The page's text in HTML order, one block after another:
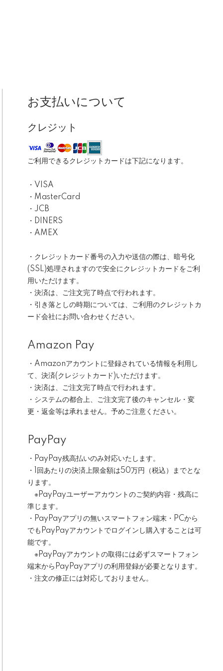
お支払いについて
クレジット
ご利用できるクレジットカードは下記になります。
・VISA
・MasterCard
・JCB
・DINERS
・AMEX
・クレジットカード番号の入力や送信の際は、暗号化
(SSL)処理されますので安全にクレジットカードをご利
用いただけます。
・決済は、ご注文完了時点で行われます。
・引き落としの時期については、ご利用のクレジットカ
ード会社にお問い合わせください。
Amazon Pay
・Amazonアカウントに登録されている情報を利用し
て、決済(クレジットカード)いただけます。
・決済は、ご注文完了時点で行われます。
・システムの都合上、ご注文完了後のキャンセル・変
更・返金等は承れません。予めご注意ください。
PayPay
・PayPay残高払いのみ対応いたします。
・1回あたりの決済上限金額は50万円（税込）までとな
ります。
※PayPayユーザーアカウントのご契約内容・残高に
準じます。
・PayPayアプリの無いスマートフォン端末・PCから
でもPayPayアカウントでログインし購入することは可
能です。
※PayPayアカウントの取得には必ずスマートフォン
端末からPayPayアプリの利用登録が必要となります。
・注文の修正には対応しておりません。